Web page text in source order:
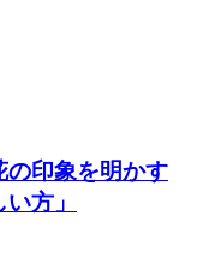
の印象を明かす
方」